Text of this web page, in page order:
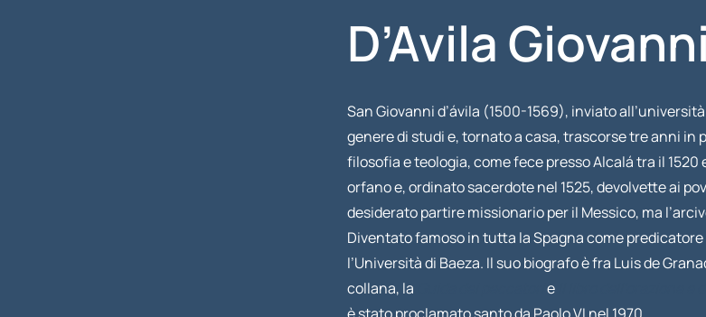
D’Avila Giovanni
San Giovanni d’ávila (1500-1569), inviato
genere di studi e, tornato a casa, trascorse tre anni
filosofia e teologia, come fece presso Alcalá tra il
orfano e, ordinato sacerdote nel 1525, devolvette ai
desiderato partire missionario per il Messico, ma
Diventato famoso in tutta la Spagna come
l’Università di Baeza. Il suo biografo è fra Luis de
collana, la
e